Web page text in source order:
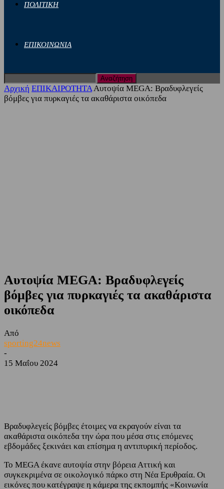
ΠΟΛΙΤΙΚΗ
ΕΠΙΚΟΙΝΩΝΙΑ
Αρχική ΕΠΙΚΑΙΡΟΤΗΤΑΑυτοψία MEGA: Βραδυφλεγείς
βόμβες για πυρκαγιές τα ακαθάριστα οικόπεδα
Αυτοψία MEGA: Βραδυφλεγείς
βόμβες για πυρκαγιές τα ακαθάριστα
οικόπεδα
Από
sporting24news
-
15 Μαΐου 2024
Βραδυφλεγείς βόμβες έτοιμες να εκραγούν είναι τα
ακαθάριστα οικόπεδα την ώρα που μέσα στις επόμενες
εβδομάδες ξεκινάει και επίσημα η αντιπυρική περίοδος.
Το MEGA έκανε αυτοψία στην βόρεια Αττική και
συγκεκριμένα σε οικολογικό πάρκο στη Νέα Ερυθραία. Οι
εικόνες που κατέγραψε η κάμερα της εκπομπής «Κοινωνία